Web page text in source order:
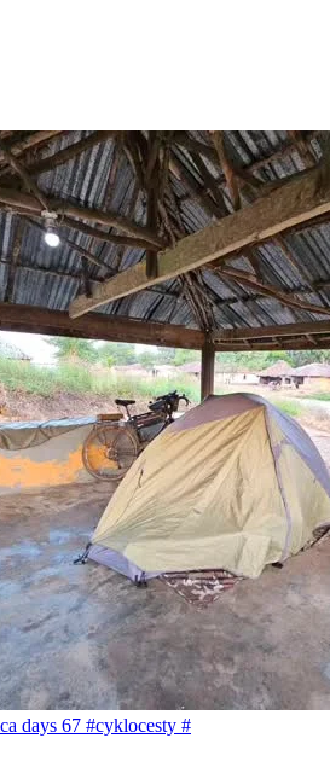
days 67 #cyklocesty #